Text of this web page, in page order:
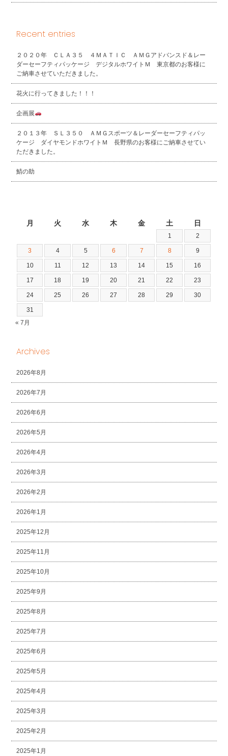
Recent entries
２０２０年 ＣＬＡ３５ ４ＭＡＴＩＣ ＡＭＧアドバンスド＆レー
ダーセーフティパッケージ デジタルホワイトＭ 東京都のお客様に
ご納車させていただきました。
花火に行ってきました！！！
企画展
２０１３年 ＳＬ３５０ ＡＭＧスポーツ＆レーダーセーフティパッ
ケージ ダイヤモンドホワイトＭ 長野県のお客様にご納車させてい
ただきました。
鯖の助
月 火 水 木 金 土 日
1 2
3 4 5 6 7 8 9
10 11 12 13 14 15 16
17 18 19 20 21 22 23
24 25 26 27 28 29 30
31
« 7月
Archives
2026年8月
2026年7月
2026年6月
2026年5月
2026年4月
2026年3月
2026年2月
2026年1月
2025年12月
2025年11月
2025年10月
2025年9月
2025年8月
2025年7月
2025年6月
2025年5月
2025年4月
2025年3月
2025年2月
2025年1月